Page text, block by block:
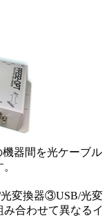
機器間を光ケーブル
変換器③USB/光変
合わせて異なるイ